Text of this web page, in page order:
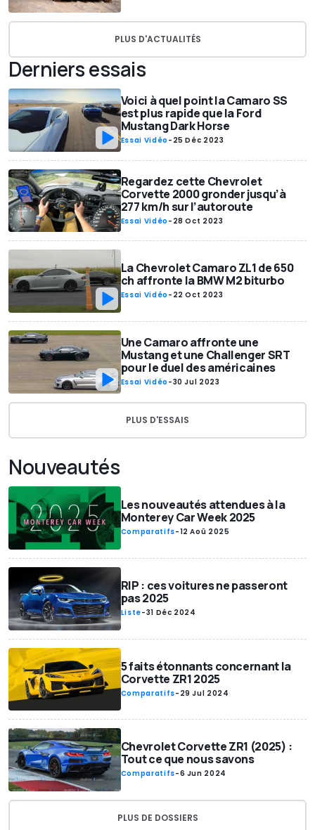
PLUS D'ACTUALITÉS
Derniers essais
Voici à quel point la Camaro SS
est plus rapide que la Ford
Mustang Dark Horse
Essai Vidéo - 25 Déc 2023
Regardez cette Chevrolet
Corvette 2000 gronder jusqu’à
277 km/h sur l’autoroute
Essai Vidéo - 28 Oct 2023
La Chevrolet Camaro ZL1 de 650
ch affronte la BMW M2 biturbo
Essai Vidéo - 22 Oct 2023
Une Camaro affronte une
Mustang et une Challenger SRT
pour le duel des américaines
Essai Vidéo -30 Jul 2023
PLUS D'ESSAIS
Nouveautés
Les nouveautés attendues à la
Monterey Car Week 2025
Comparatifs-12 Aoû 2025
RIP : ces voitures ne passeront
pas 2025
Liste-31 Déc 2024
5 faits étonnants concernant la
Corvette ZR1 2025
Comparatifs- 29 Jul 2024
Chevrolet Corvette ZR1 (2025) :
Tout ce que nous savons
Comparatifs-6 Jun 2024
PLUS DE DOSSIERS